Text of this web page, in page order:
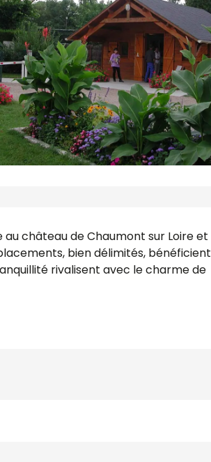
château de Chaumont sur Loire et
bien délimités, bénéficient
rivalisent avec le charme de